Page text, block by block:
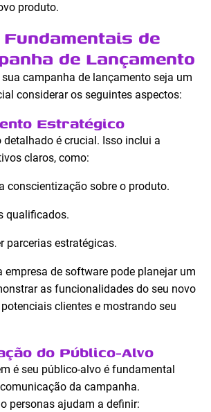
produto.
de
de Lançamento
campanha de lançamento seja um
considerar os seguintes aspectos:
Estratégico
detalhado é crucial. Isso inclui a
claros, como:
conscientização sobre o produto.
qualificados.
parcerias estratégicas.
empresa de software pode planejar um
as funcionalidades do seu novo
clientes e mostrando seu
do Público-Alvo
é seu público-alvo é fundamental
da campanha.
personas ajudam a definir: